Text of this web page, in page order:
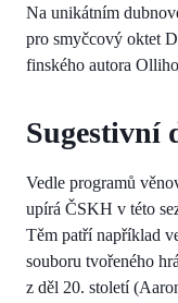
Na unikátním
pro smyčcový oktet
finského autora
Sugestivní
Vedle programů
upírá ČSKH v této
Těm patří například
souboru tvořeného
z děl 20. století